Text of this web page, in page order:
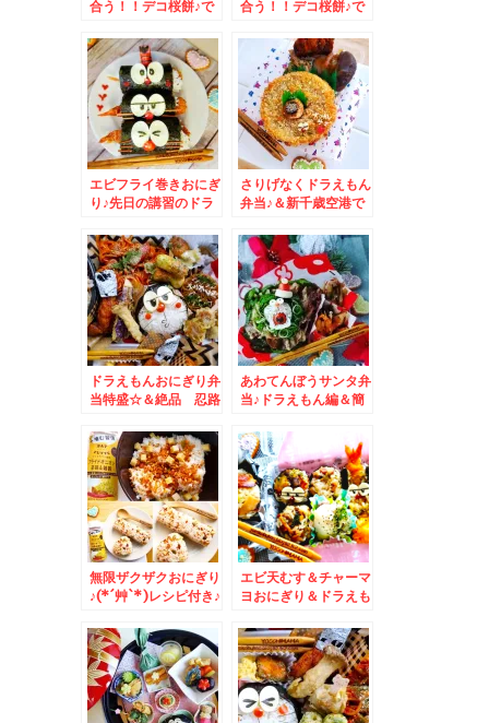
合う！！デコ桜餅♪で
合う！！デコ桜餅♪で
エビフライ巻きおにぎ
り♪先日の講習のドラ
レンジコロ助おにぎり
♪
さりげなくドラえもん
弁当♪＆新千歳空港で
♪梅光軒さん♪
ドラえもんおにぎり弁
当特盛☆＆絶品 忍路
のパン☆
あわてんぼうサンタ弁
当♪ドラえもん編＆簡
無限ザクザクおにぎり
♪(*´艸`*)レシピ付き♪
エビ天むす＆チャーマ
ヨおにぎり＆ドラえも
はり・・・・北海道グ
ルメ